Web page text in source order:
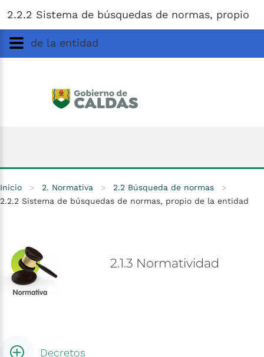
Gobernación de Caldas
2.2.2 Sistema de búsquedas de normas, propio
de la entidad
Inicio > 2. Normativa > 2.2 Búsqueda de normas
>
2.2.2 Sistema de búsquedas de normas, propio de la entidad
2.1.3 Normatividad
Decretos